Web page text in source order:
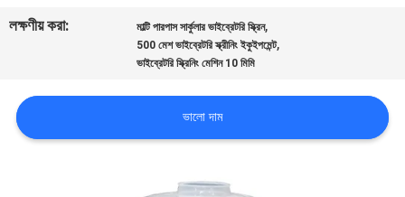
যোগাযোগ
উদ্ধৃতির
লক্ষণীয় করা:
মাল্টি পারপাস সার্কুলার ভাইব্রেটরি স্ক্রিন,
500 মেশ ভাইব্রেটরি স্ক্রীনিং ইকুইপমেন্ট,
ভাইব্রেটরি স্ক্রিনিং মেশিন 10 মিমি
ভালো দাম